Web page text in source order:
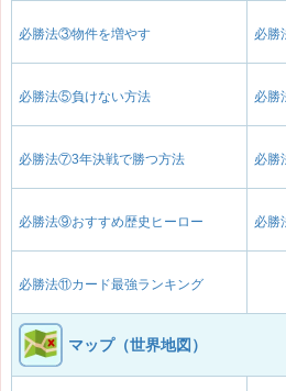
必勝法③物件を増やす 必勝
必勝法⑤負けない方法 必勝
必勝法⑦3年決戦で勝つ方法 必勝
必勝法⑨おすすめ歴史ヒーロー 必勝
必勝法⑪カード最強ランキング
マップ（世界地図）